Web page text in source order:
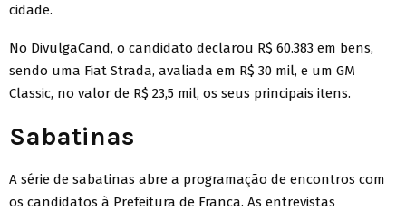
cidade.
No DivulgaCand, o candidato declarou R$ 60.383 em bens,
sendo uma Fiat Strada, avaliada em R$ 30 mil, e um GM
Classic, no valor de R$ 23,5 mil, os seus principais itens.
Sabatinas
A série de sabatinas abre a programação de encontros com
os candidatos à Prefeitura de Franca. As entrevistas